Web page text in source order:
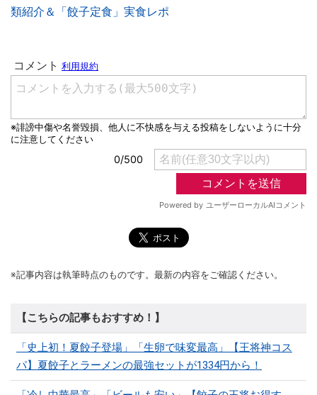
類紹介＆「餃子定食」実食レポ
※記事内容は執筆時点のものです。最新の内容をご確認ください。
【こちらの記事もおすすめ！】
「史上初！夏餃子登場」「生卵で味変最高」【王将神コス
パ】夏餃子とラーメンの最強セットが1334円から！